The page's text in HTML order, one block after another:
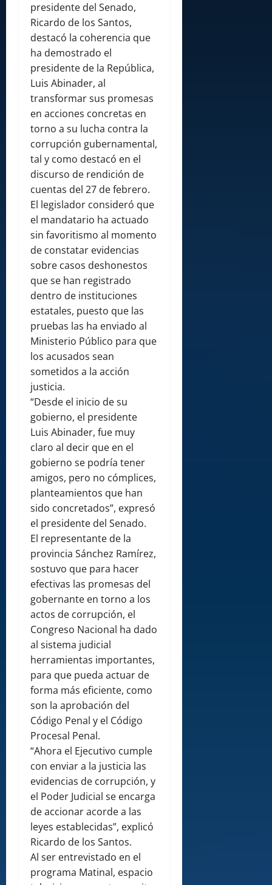
presidente del Senado,
Ricardo de los Santos,
destacó la coherencia que
ha demostrado el
presidente de la República,
Luis Abinader, al
transformar sus promesas
en acciones concretas en
torno a su lucha contra la
corrupción gubernamental,
tal y como destacó en el
discurso de rendición de
cuentas del 27 de febrero.
El legislador consideró que
el mandatario ha actuado
sin favoritismo al momento
de constatar evidencias
sobre casos deshonestos
que se han registrado
dentro de instituciones
estatales, puesto que las
pruebas las ha enviado al
Ministerio Público para que
los acusados sean
sometidos a la acción
justicia.
“Desde el inicio de su
gobierno, el presidente
Luis Abinader, fue muy
claro al decir que en el
gobierno se podría tener
amigos, pero no cómplices,
planteamientos que han
sido concretados”, expresó
el presidente del Senado.
El representante de la
provincia Sánchez Ramírez,
sostuvo que para hacer
efectivas las promesas del
gobernante en torno a los
actos de corrupción, el
Congreso Nacional ha dado
al sistema judicial
herramientas importantes,
para que pueda actuar de
forma más eficiente, como
son la aprobación del
Código Penal y el Código
Procesal Penal.
“Ahora el Ejecutivo cumple
con enviar a la justicia las
evidencias de corrupción, y
el Poder Judicial se encarga
de accionar acorde a las
leyes establecidas”, explicó
Ricardo de los Santos.
Al ser entrevistado en el
programa Matinal, espacio